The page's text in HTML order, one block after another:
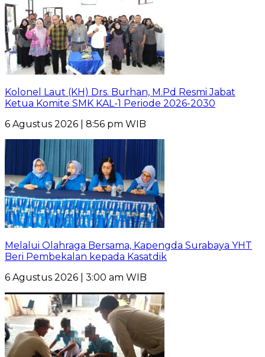
Kolonel Laut (KH) Drs. Burhan, M.Pd Resmi Jabat
Ketua Komite SMK KAL-1 Periode 2026-2030
6 Agustus 2026 | 8:56 pm WIB
Melalui Olahraga Bersama, Kapengda Surabaya YHT
Beri Pembekalan kepada Kasatdik
6 Agustus 2026 | 3:00 am WIB